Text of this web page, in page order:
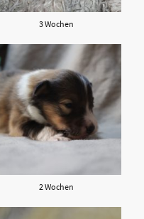
3 Wochen
2 Wochen